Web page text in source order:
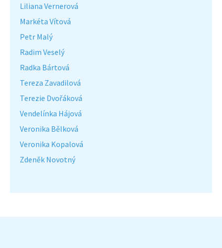
Liliana Vernerová
Markéta Vítová
Petr Malý
Radim Veselý
Radka Bártová
Tereza Zavadilová
Terezie Dvořáková
Vendelínka Hájová
Veronika Bělková
Veronika Kopalová
Zdeněk Novotný